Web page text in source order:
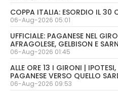
COPPA ITALIA: ESORDIO IL 30
06-Aug-2026 05:01
UFFICIALE: PAGANESE NEL
AFRAGOLESE, GELBISON E
06-Aug-2026 01:45
ALLE ORE 13 I GIRONI |
PAGANESE VERSO QUELLO
06-Aug-2026 09:53